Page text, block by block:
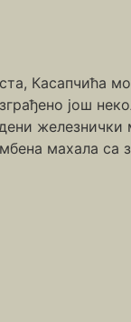
Касапчића
још
махала